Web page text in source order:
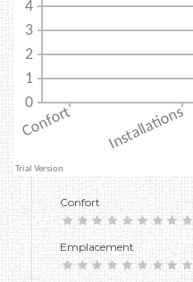
Confort
Emplacement